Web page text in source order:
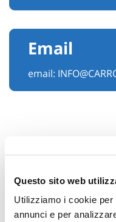
Questo sito web
Utilizziamo i cookie
annunci e per
Email
email: